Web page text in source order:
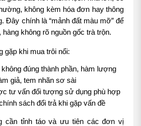
không kèm hóa đơn hay thông
Đây chính là “mảnh đất màu mỡ” để
hàng không rõ nguồn gốc trà trộn.
gặp khi mua trôi nổi:
không đúng thành phần, hàm lượng
giả, tem nhãn sơ sài
tư vấn đối tượng sử dụng phù hợp
sách đổi trả khi gặp vấn đề
cần tỉnh táo và ưu tiên các đơn vị